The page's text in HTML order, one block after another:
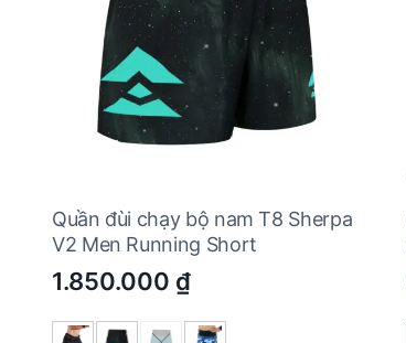
Quần đùi chạy bộ nam T8 Sherpa
V2 Men Running Short
1.850.000 ₫